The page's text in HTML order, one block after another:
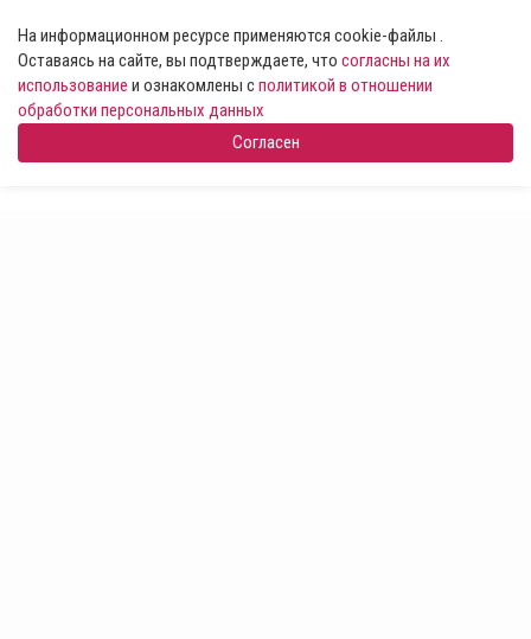
На информационном ресурсе применяются cookie-файлы .
Оставаясь на сайте, вы подтверждаете, что согласны на их
использование и ознакомлены сполитикой в отношении
обработки персональных данных
Согласен